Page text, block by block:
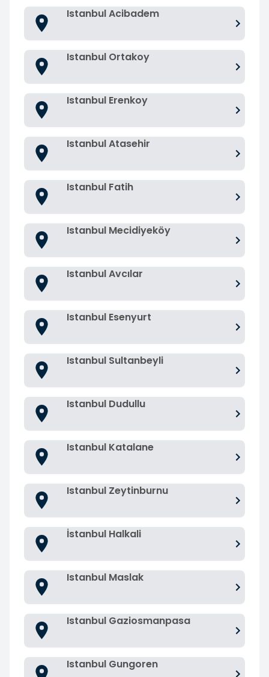
Istanbul Acibadem
Istanbul Ortakoy
Istanbul Erenkoy
Istanbul Atasehir
Istanbul Fatih
Istanbul Mecidiyeköy
Istanbul Avcılar
Istanbul Esenyurt
Istanbul Sultanbeyli
Istanbul Dudullu
Istanbul Katalane
Istanbul Zeytinburnu
İstanbul Halkali
Istanbul Maslak
Istanbul Gaziosmanpasa
Istanbul Gungoren